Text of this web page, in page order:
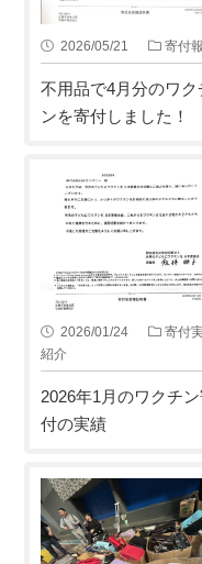
2026/05/21 寄付
不用品で4月分のワク
ンを寄付しました！
2026/01/24
寄付
紹介
2026年1月のワクチ
付の実績